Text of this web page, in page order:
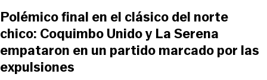
Polémico final en el clásico del norte
chico: Coquimbo Unido y La Serena
empataron en un partido marcado por las
expulsiones